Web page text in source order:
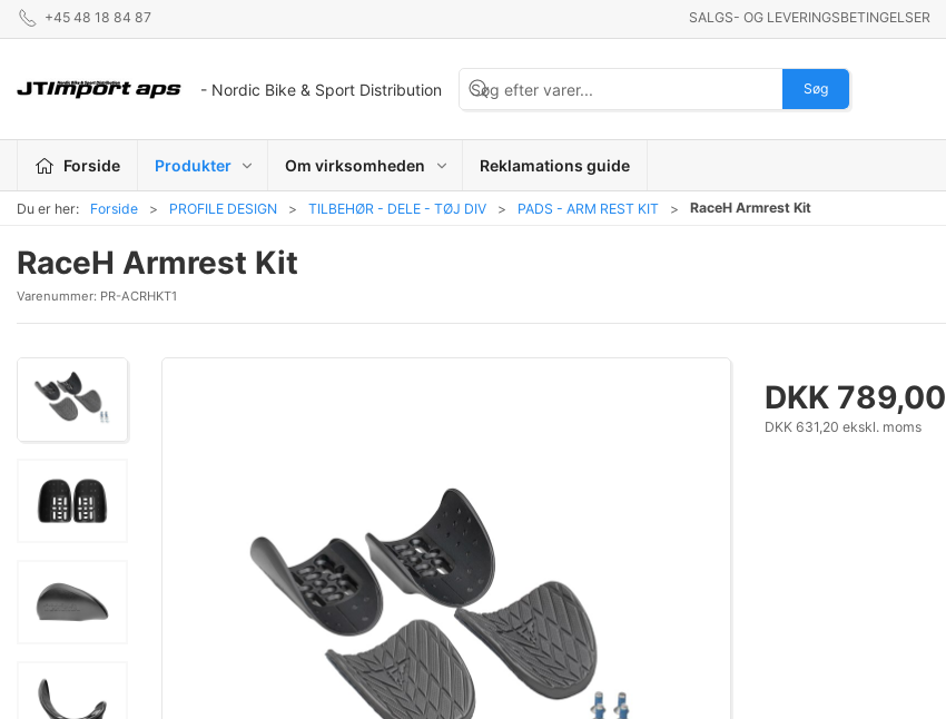
+45 48 18 84 87 SALGS- OG LEVERINGSBETINGELSER
- Nordic Bike & Sport Distribution Søg
Forside Produkter Om virksomheden Reklamations guide
Du er her: Forside PROFILE DESIGN TILBEHØR - DELE - TØJ DIV PADS - ARM REST KIT RaceH Armrest Kit
RaceH Armrest Kit
Varenummer: PR-ACRHKT1
DKK 789,00
DKK 631,20 ekskl. moms